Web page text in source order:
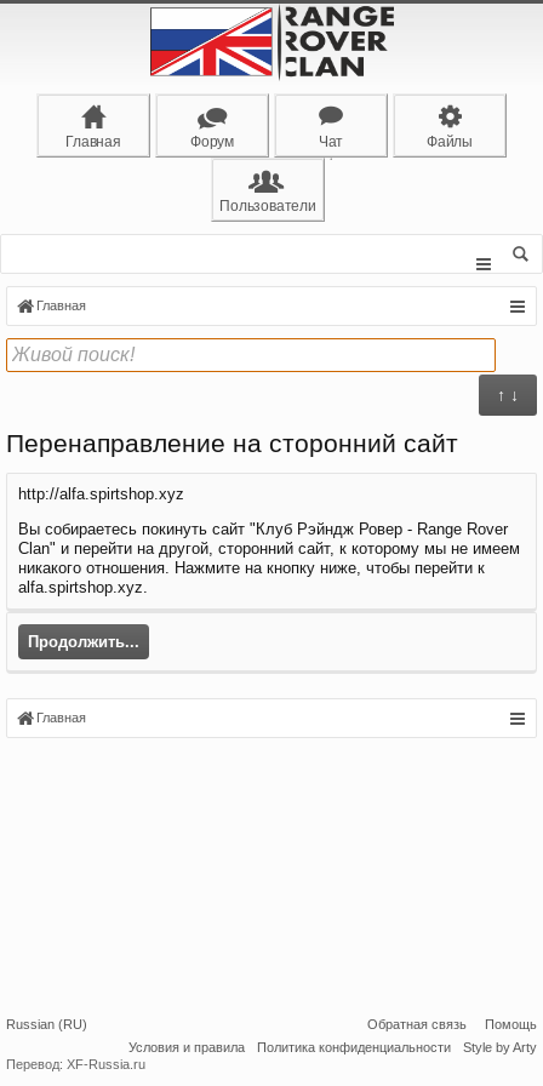
Главная Форум Чат Файлы
Пользователи
Главная
↑ ↓
Перенаправление на сторонний сайт
http://alfa.spirtshop.xyz
Вы собираетесь покинуть сайт "Клуб Рэйндж Ровер - Range Rover
Clan" и перейти на другой, сторонний сайт, к которому мы не имеем
никакого отношения. Нажмите на кнопку ниже, чтобы перейти к
alfa.spirtshop.xyz.
Продолжить...
Главная
Russian (RU) Обратная связь
Помощь
Условия и правила
Политика конфиденциальности
Style by Arty
Перевод: XF-Russia.ru